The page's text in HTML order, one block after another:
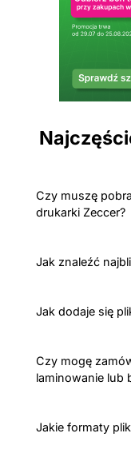
Czy muszę
drukarki Zeccer?
Jak znaleźć
Jak dodaje się
Czy mogę
laminowanie lub
Jakie formaty